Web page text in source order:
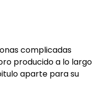
complicadas
producido a lo largo
aparte para su